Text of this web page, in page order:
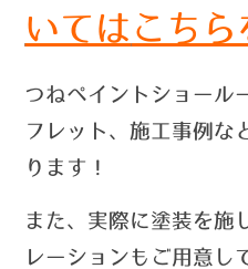
いては こちら
つねペイントショール
フレット、施工事例な
ります！
また、実際に塗装を施
レーションもご用意し